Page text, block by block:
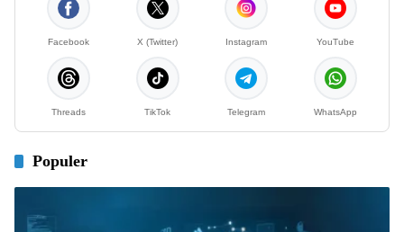
Facebook X (Twitter) Instagram YouTube
Threads TikTok Telegram WhatsApp
Populer